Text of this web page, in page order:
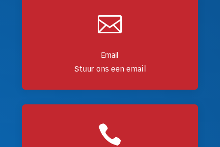

Email
Stuur ons een email
